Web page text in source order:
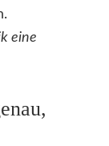
eine